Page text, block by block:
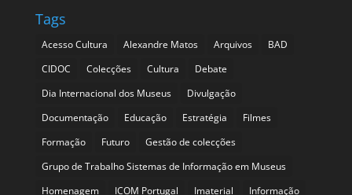
Tags
Acesso Cultura Alexandre Matos Arquivos
BAD
CIDOC
Colecções Cultura
Debate
Dia Internacional dos Museus
Divulgação
Documentação
Educação Estratégia
Filmes
Formação
Futuro
Gestão de colecções
Grupo de Trabalho Sistemas de Informação em Museus
Homenagem
ICOM Portugal Imaterial Informação